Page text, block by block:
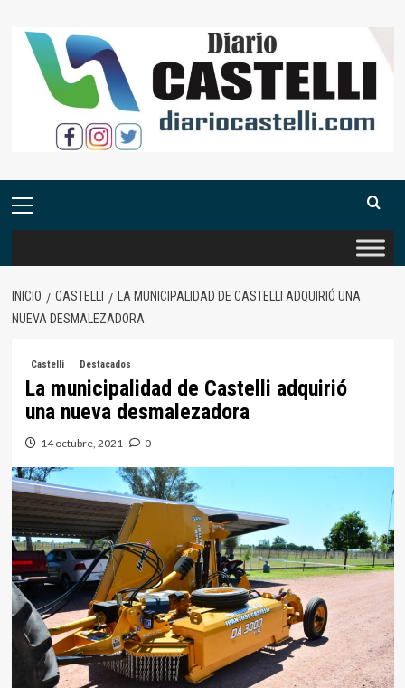
contenido
Menú
INICIO CASTELLI
LA MUNICIPALIDAD DE CASTELLI ADQUIRIÓ UNA
NUEVA DESMALEZADORA
Castelli Destacados
La municipalidad de Castelli adquirió
una nueva desmalezadora
14 octubre, 2021 0